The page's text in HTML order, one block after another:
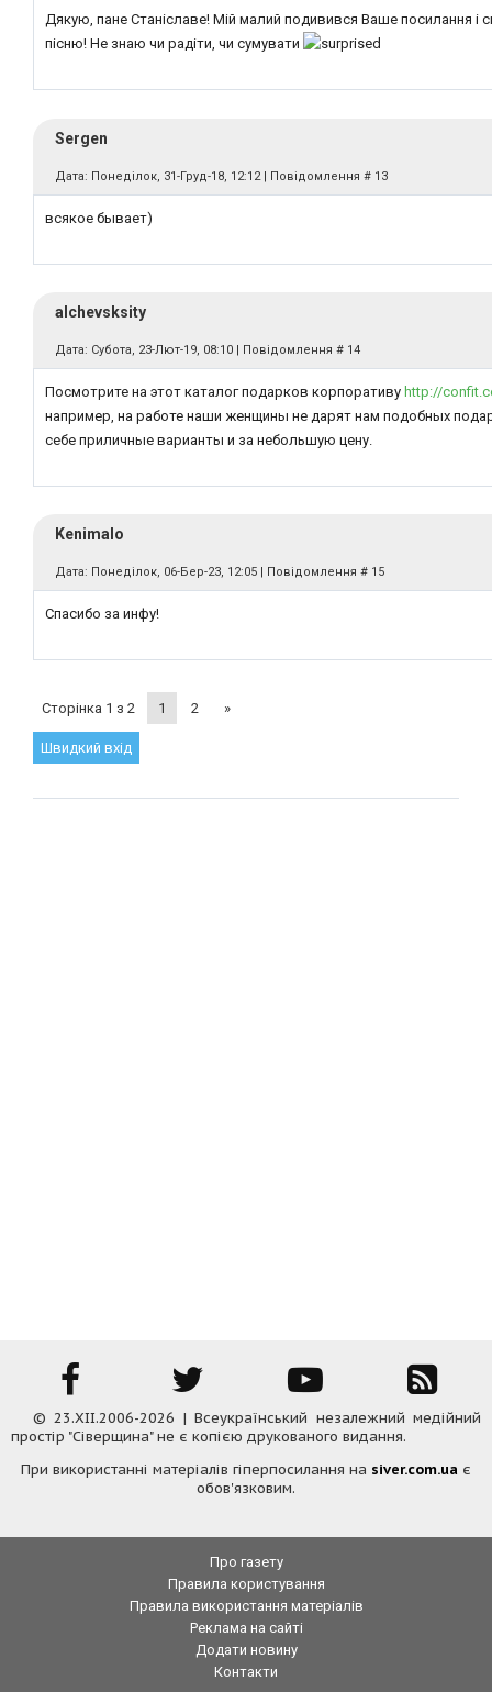
Дякую, пане Станіславе! Мій малий подивився Ваше посилання і
пісню! Не знаю чи радіти, чи сумувати
Sergen
Дата: Понеділок, 31-Груд-18, 12:12 | Повідомлення # 13
всякое бывает)
alchevsksity
Дата: Субота, 23-Лют-19, 08:10 | Повідомлення # 14
Посмотрите на этот каталог подарков корпоративу http://
например, на работе наши женщины не дарят нам подобных
себе приличные варианты и за небольшую цену.
Kenimalo
Дата: Понеділок, 06-Бер-23, 12:05 | Повідомлення # 15
Спасибо за инфу!
Сторінка 1 з 2 1 2 »
© 23.XII.2006-2026 | Всеукраїнський незалежний медійний
простір "Сіверщина" не є копією друкованого видання.
При використанні матеріалів гіперпосилання на siver.com.ua є
обов'язковим.
Про газету
Правила користування
Правила використання матеріалів
Реклама на сайті
Додати новину
Контакти